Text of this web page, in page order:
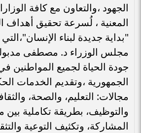
الجهود ،والتعاون مع كافة
المعنية ، لُسرعة تحقيق أهداف
"بداية جديدة لبناء
مجلس الوزراء د. مصطفى
جودة الحياة لجميع المواطنين
الجمهورية ،وتقديم الخدمات
مجالات: التعليم، والصحة،
والتوظيف، بطريقة تكاملية
المشاركة، وتكثيف التوعية